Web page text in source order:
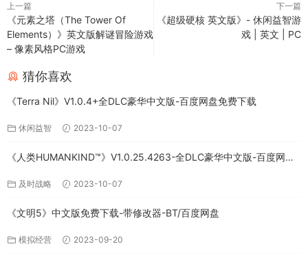
上一篇
《元素之塔（The Tower Of
Elements）》英文版解谜冒险游戏
– 像素风格PC游戏
下一篇
《超级硬核 英文版》- 休闲益智游
戏 | 英文 | PC
猜你喜欢
《Terra Nil》V1.0.4+全DLC豪华中文版-百度网盘免费下载
休闲益智 2023-10-07
《人类HUMANKIND™》V1.0.25.4263-全DLC豪华中文版-百度网盘
及时战略 2023-10-07
《文明5》中文版免费下载-带修改器-BT/百度网盘
模拟经营 2023-09-20